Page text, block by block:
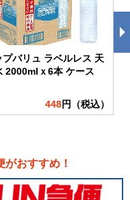
プバリュ ラベルレス 天
2000mlｘ6本 ケース
448円（税込）
おすすめ！